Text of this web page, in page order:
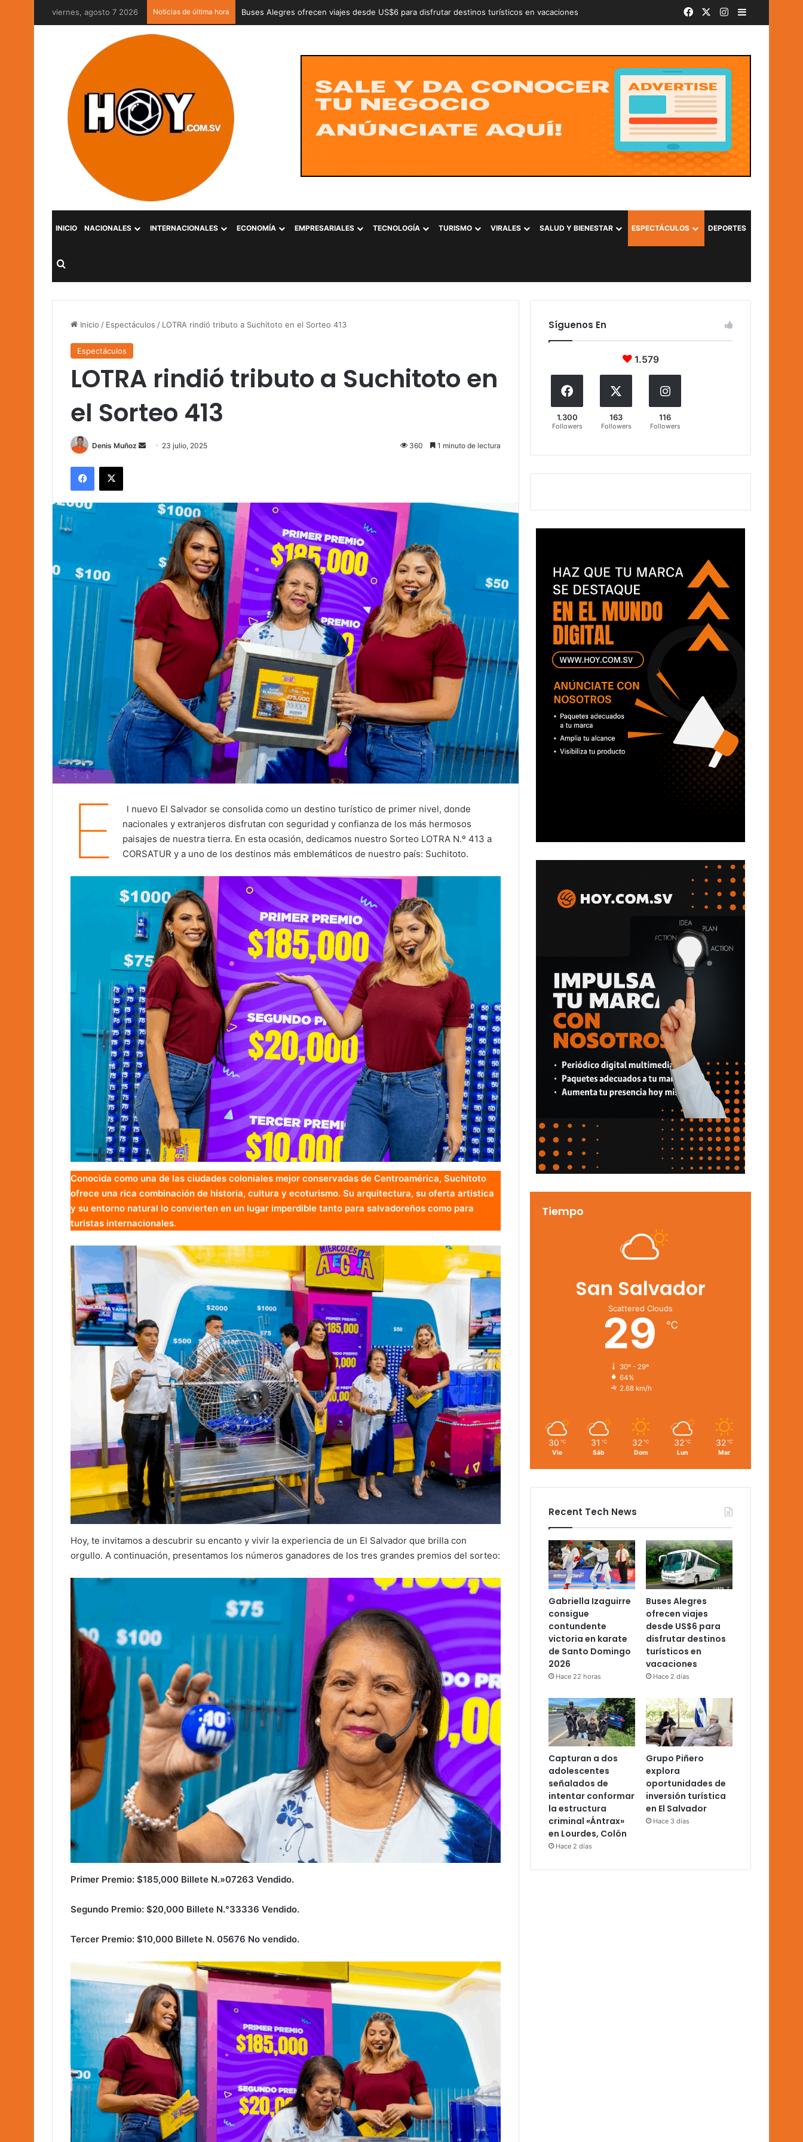
viernes, agosto 7 2026 Noticias de última hora Capturan a dos adolescentes señalados de intentar conformar la estructura criminal «Ántrax» en Lourdes, Colón FacebookInstagram
Barra lateral
INICIO NACIONALES INTERNACIONALES ECONOMÍA EMPRESARIALES TECNOLOGÍA TURISMO VIRALES SALUD Y BIENESTAR ESPECTÁCULOS DEPORTES
Buscar por
Inicio / Espectáculos / LOTRA rindió tributo a Suchitoto en el Sorteo 413
Espectáculos
LOTRA rindió tributo a Suchitoto en
el Sorteo 413
Denis Muñoz
Send 23 julio, 2025 360 1 minuto de lectura
Facebook
X
E
l nuevo El Salvador se consolida como un destino turístico de primer nivel, donde
nacionales y extranjeros disfrutan con seguridad y confianza de los más hermosos
paisajes de nuestra tierra. En esta ocasión, dedicamos nuestro Sorteo LOTRA N.º 413 a
CORSATUR y a uno de los destinos más emblemáticos de nuestro país: Suchitoto.
Conocida como una de las ciudades coloniales mejor conservadas de Centroamérica, Suchitoto
ofrece una rica combinación de historia, cultura y ecoturismo. Su arquitectura, su oferta artistica
y su entorno natural lo convierten en un lugar imperdible tanto para salvadoreños como para
turistas internacionales.
Hoy, te invitamos a descubrir su encanto y vivir la experiencia de un El Salvador que brilla con
orgullo. A continuación, presentamos los números ganadores de los tres grandes premios del sorteo:
Primer Premio: $185,000 Billete N.»07263 Vendido.
Segundo Premio: $20,000 Billete N.°33336 Vendido.
Tercer Premio: $10,000 Billete N. 05676 No vendido.
Síguenos En
1.579
1.300
Followers
163
Followers
116
Followers
Tiempo
San Salvador
Scattered Clouds
29 ℃
30º - 29º
64%
2.68 km/h
30 ℃
Vie
31 ℃
Sáb
32 ℃
Dom
32 ℃
Lun
32 ℃
Mar
Recent Tech News
Gabriella Izaguirre
consigue
contundente
victoria en karate
de Santo Domingo
2026
Hace 22 horas
Buses Alegres
ofrecen viajes
desde US$6 para
disfrutar destinos
turísticos en
vacaciones
Hace 2 días
Capturan a dos
adolescentes
señalados de
intentar conformar
la estructura
criminal «Ántrax»
en Lourdes, Colón
Hace 2 días
Grupo Piñero
explora
oportunidades de
inversión turística
en El Salvador
Hace 3 días